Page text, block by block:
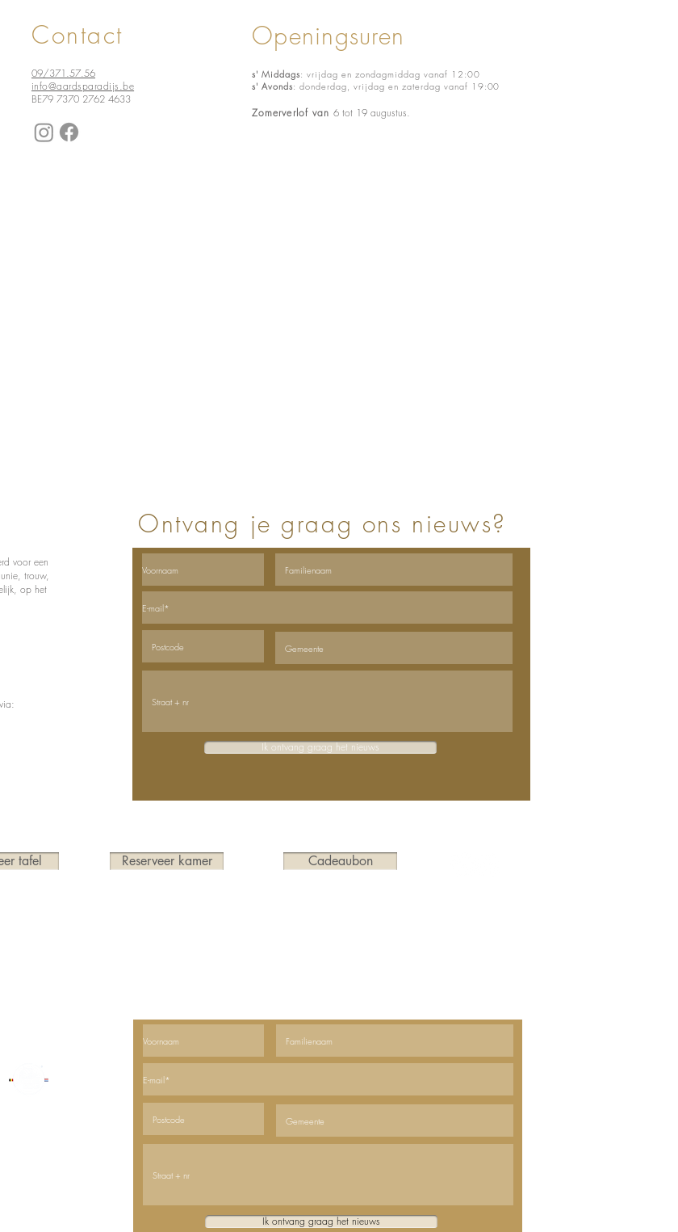
Contact
09/371.57.56
info@aardsparadijs.be
BE79 7370 2762 4633
Openingsuren
s' Middags: vrijdag en zondagmiddag vanaf 12:00
s' Avonds: donderdag, vrijdag en zaterdag vanaf 19:00
Zomerverlof van6 tot 19 augustus.
voor een
trouw,
op het
Ik ontvang graag het nieuws
Ontvang je graag ons nieuws?
tafel Reserveer kamer Cadeaubon
Ik ontvang graag het nieuws